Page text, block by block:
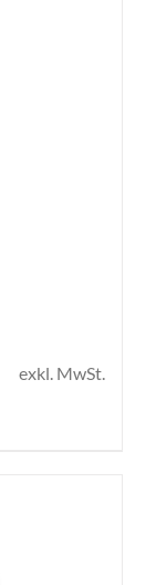
exkl. MwSt.